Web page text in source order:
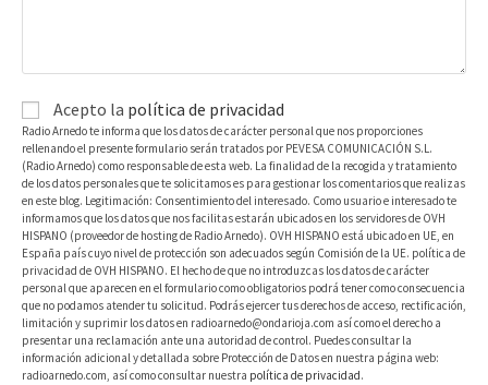
Acepto la política de privacidad
Radio Arnedo te informa que los datos de carácter personal que nos proporciones
rellenando el presente formulario serán tratados por PEVESA COMUNICACIÓN S.L.
(Radio Arnedo) como responsable de esta web. La finalidad de la recogida y tratamiento
de los datos personales que te solicitamos es para gestionar los comentarios que realizas
en este blog. Legitimación: Consentimiento del interesado. Como usuario e interesado te
informamos que los datos que nos facilitas estarán ubicados en los servidores de OVH
HISPANO (proveedor de hosting de Radio Arnedo). OVH HISPANO está ubicado en UE, en
España país cuyo nivel de protección son adecuados según Comisión de la UE. política de
privacidad de OVH HISPANO. El hecho de que no introduzcas los datos de carácter
personal que aparecen en el formulario como obligatorios podrá tener como consecuencia
que no podamos atender tu solicitud. Podrás ejercer tus derechos de acceso, rectificación,
limitación y suprimir los datos en radioarnedo@ondarioja.com así como el derecho a
presentar una reclamación ante una autoridad de control. Puedes consultar la
información adicional y detallada sobre Protección de Datos en nuestra página web:
radioarnedo.com, así como consultar nuestra política de privacidad.